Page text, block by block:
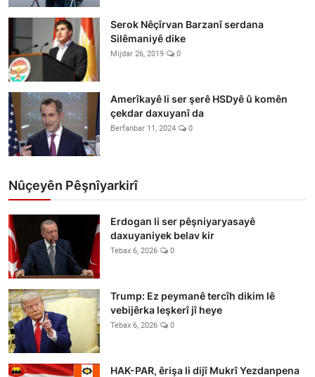
Serok Nêçîrvan Barzanî serdana
Silêmaniyê dike
Mijdar 26, 2019 0
Amerîkayê li ser şerê HSDyê û komên
çekdar daxuyanî da
Berfanbar 11, 2024 0
Nûçeyên Pêşnîyarkirî
Erdogan li ser pêşniyaryasayê
daxuyaniyek belav kir
Tebax 6, 2026 0
Trump: Ez peymanê tercîh dikim lê
vebijêrka leşkerî jî heye
Tebax 6, 2026 0
HAK-PAR, êrişa li dijî Mukrî Yezdanpena